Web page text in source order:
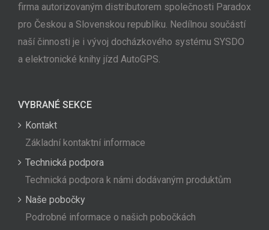
firma autorizovaným distributorem společnosti Paradox
pro Českou a Slovenskou republiku. Nedílnou součástí
naší činnosti je i vývoj docházkového systému SYSDO
a elektronické knihy jízd AutoGPS.
VYBRANÉ SEKCE
Kontakt
Základní kontaktní informace
Technická podpora
Technická podpora k námi dodávaným produktům
Naše pobočky
Podrobné informace o našich pobočkách